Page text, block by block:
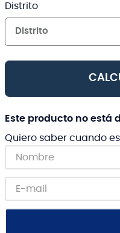
Distrito
Distrito
Este producto no está
Quiero saber cuando